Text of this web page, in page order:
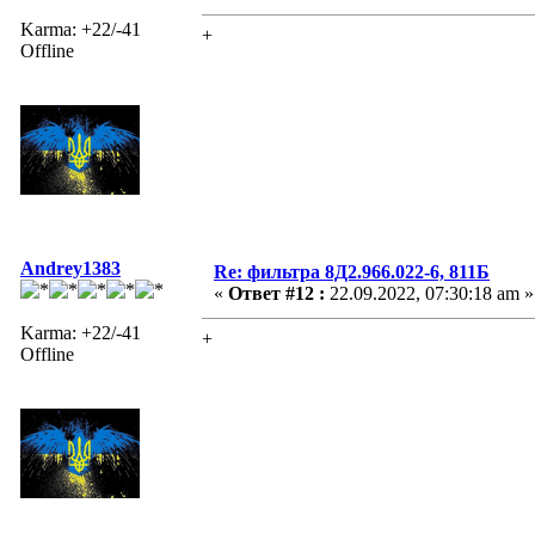
Karma: +22/-41
Offline
+
Andrey1383
Karma: +22/-41
Offline
Re: фильтра 8Д2.966.022-6, 811Б
« Ответ #12 : 22.09.2022, 07:30:18 am »
+